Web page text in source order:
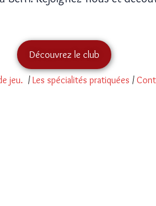
Découvrez le club
jeu. / Les spécialités pratiquées /